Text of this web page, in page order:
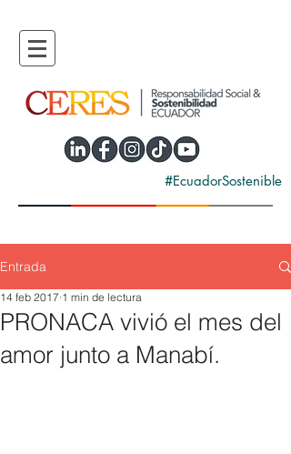
#EcuadorSostenible
Entrada
PRONACA vivió el mes del
amor junto a Manabí.
14 feb 2017 1 min de lectura